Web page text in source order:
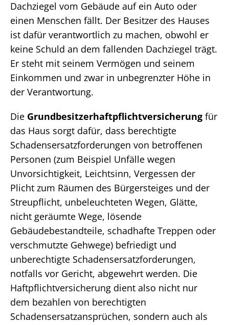
Dachziegel vom Gebäude auf ein Auto oder
einen Menschen fällt. Der Besitzer des Hauses
ist dafür verantwortlich zu machen, obwohl er
keine Schuld an dem fallenden Dachziegel trägt.
Er steht mit seinem Vermögen und seinem
Einkommen und zwar in unbegrenzter Höhe in
der Verantwortung.
Die Grundbesitzerhaftpflichtversicherung für
das Haus sorgt dafür, dass berechtigte
Schadensersatzforderungen von betroffenen
Personen (zum Beispiel Unfälle wegen
Unvorsichtigkeit, Leichtsinn, Vergessen der
Plicht zum Räumen des Bürgersteiges und der
Streupflicht, unbeleuchteten Wegen, Glätte,
nicht geräumte Wege, lösende
Gebäudebestandteile, schadhafte Treppen oder
verschmutzte Gehwege) befriedigt und
unberechtigte Schadensersatzforderungen,
notfalls vor Gericht, abgewehrt werden. Die
Haftpflichtversicherung dient also nicht nur
dem bezahlen von berechtigten
Schadensersatzansprüchen, sondern auch als